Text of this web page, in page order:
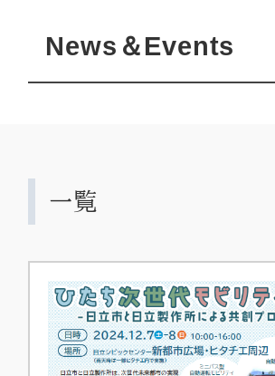
News＆Events
一覧